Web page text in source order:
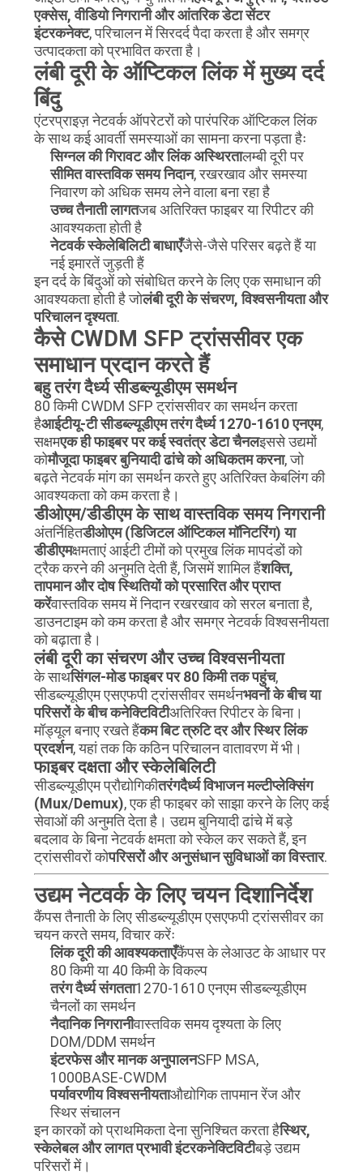
साइटमैप
गोपनीयता
नीति
एक्सेस, वीडियो निगरानी और आंतरिक डेटा सेंटर
इंटरकनेक्ट, परिचालन में सिरदर्द पैदा करता है और समग्र
उत्पादकता को प्रभावित करता है।
लंबी दूरी के ऑप्टिकल लिंक में मुख्य दर्द
बिंदु
एंटरप्राइज़ नेटवर्क ऑपरेटरों को पारंपरिक ऑप्टिकल लिंक
के साथ कई आवर्ती समस्याओं का सामना करना पड़ता हैः
सिग्नल की गिरावट और लिंक अस्थिरतालम्बी दूरी पर
सीमित वास्तविक समय निदान, रखरखाव और समस्या
निवारण को अधिक समय लेने वाला बना रहा है
उच्च तैनाती लागतजब अतिरिक्त फाइबर या रिपीटर की
आवश्यकता होती है
नेटवर्क स्केलेबिलिटी बाधाएँजैसे-जैसे परिसर बढ़ते हैं या
नई इमारतें जुड़ती हैं
इन दर्द के बिंदुओं को संबोधित करने के लिए एक समाधान की
आवश्यकता होती है जोलंबी दूरी के संचरण, विश्वसनीयता और
परिचालन दृश्यता.
कैसे CWDM SFP ट्रांससीवर एक
समाधान प्रदान करते हैं
बहु तरंग दैर्ध्य सीडब्ल्यूडीएम समर्थन
80 किमी CWDM SFP ट्रांससीवर का समर्थन करता
हैआईटीयू-टी सीडब्ल्यूडीएम तरंग दैर्ध्य 1270-1610 एनएम,
सक्षमएक ही फाइबर पर कई स्वतंत्र डेटा चैनलइससे उद्यमों
कोमौजूदा फाइबर बुनियादी ढांचे को अधिकतम करना, जो
बढ़ते नेटवर्क मांग का समर्थन करते हुए अतिरिक्त केबलिंग की
आवश्यकता को कम करता है।
डीओएम/डीडीएम के साथ वास्तविक समय निगरानी
अंतर्निहितडीओएम (डिजिटल ऑप्टिकल मॉनिटरिंग) या
डीडीएमक्षमताएं आईटी टीमों को प्रमुख लिंक मापदंडों को
ट्रैक करने की अनुमति देती हैं, जिसमें शामिल हैंशक्ति,
तापमान और दोष स्थितियों को प्रसारित और प्राप्त
करेंवास्तविक समय में निदान रखरखाव को सरल बनाता है,
डाउनटाइम को कम करता है और समग्र नेटवर्क विश्वसनीयता
को बढ़ाता है।
लंबी दूरी का संचरण और उच्च विश्वसनीयता
के साथसिंगल-मोड फाइबर पर 80 किमी तक पहुंच,
सीडब्ल्यूडीएम एसएफपी ट्रांससीवर समर्थनभवनों के बीच या
परिसरों के बीच कनेक्टिविटीअतिरिक्त रिपीटर के बिना।
मॉड्यूल बनाए रखते हैंकम बिट त्रुटि दर और स्थिर लिंक
प्रदर्शन, यहां तक कि कठिन परिचालन वातावरण में भी।
फाइबर दक्षता और स्केलेबिलिटी
सीडब्ल्यूडीएम प्रौद्योगिकीतरंगदैर्ध्य विभाजन मल्टीप्लेक्सिंग
(Mux/Demux), एक ही फाइबर को साझा करने के लिए कई
सेवाओं की अनुमति देता है। उद्यम बुनियादी ढांचे में बड़े
बदलाव के बिना नेटवर्क क्षमता को स्केल कर सकते हैं, इन
ट्रांससीवरों कोपरिसरों और अनुसंधान सुविधाओं का विस्तार.
उद्यम नेटवर्क के लिए चयन दिशानिर्देश
कैंपस तैनाती के लिए सीडब्ल्यूडीएम एसएफपी ट्रांससीवर का
चयन करते समय, विचार करेंः
लिंक दूरी की आवश्यकताएँकैंपस के लेआउट के आधार पर
80 किमी या 40 किमी के विकल्प
तरंग दैर्ध्य संगतता1270-1610 एनएम सीडब्ल्यूडीएम
चैनलों का समर्थन
नैदानिक निगरानीवास्तविक समय दृश्यता के लिए
DOM/DDM समर्थन
इंटरफेस और मानक अनुपालनSFP MSA,
1000BASE-CWDM
पर्यावरणीय विश्वसनीयताऔद्योगिक तापमान रेंज और
स्थिर संचालन
इन कारकों को प्राथमिकता देना सुनिश्चित करता हैस्थिर,
स्केलेबल और लागत प्रभावी इंटरकनेक्टिविटीबड़े उद्यम
परिसरों में।